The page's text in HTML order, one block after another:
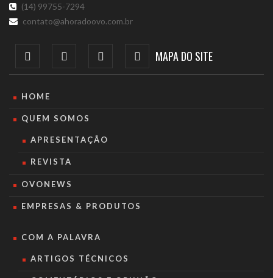
(14) 99755-7294
contato@ahoradoovo.com.br
MAPA DO SITE
HOME
QUEM SOMOS
APRESENTAÇÃO
REVISTA
OVONEWS
EMPRESAS & PRODUTOS
COM A PALAVRA
ARTIGOS TÉCNICOS